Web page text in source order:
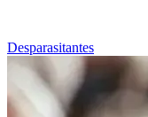
Desparasitantes